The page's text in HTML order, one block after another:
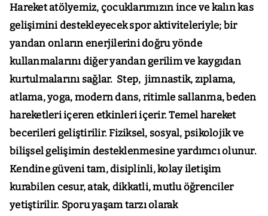
Hareket atölyemiz, çocuklarımızın ince ve kalın kas
gelişimini destekleyecek spor aktiviteleriyle; bir
yandan onların enerjilerini doğru yönde
kullanmalarını diğer yandan gerilim ve kaygıdan
kurtulmalarını sağlar. Step, jimnastik, zıplama,
atlama, yoga, modern dans, ritimle sallanma, beden
hareketleri içeren etkinleri içerir. Temel hareket
becerileri geliştirilir. Fiziksel, sosyal, psikolojik ve
bilişsel gelişimin desteklenmesine yardımcı olunur.
Kendine güveni tam, disiplinli, kolay iletişim
kurabilen cesur, atak, dikkatli, mutlu öğrenciler
yetiştirilir. Sporu yaşam tarzı olarak